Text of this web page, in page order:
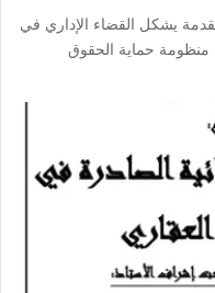
يشكل القضاء الإداري في
منظومة حماية الحقوق